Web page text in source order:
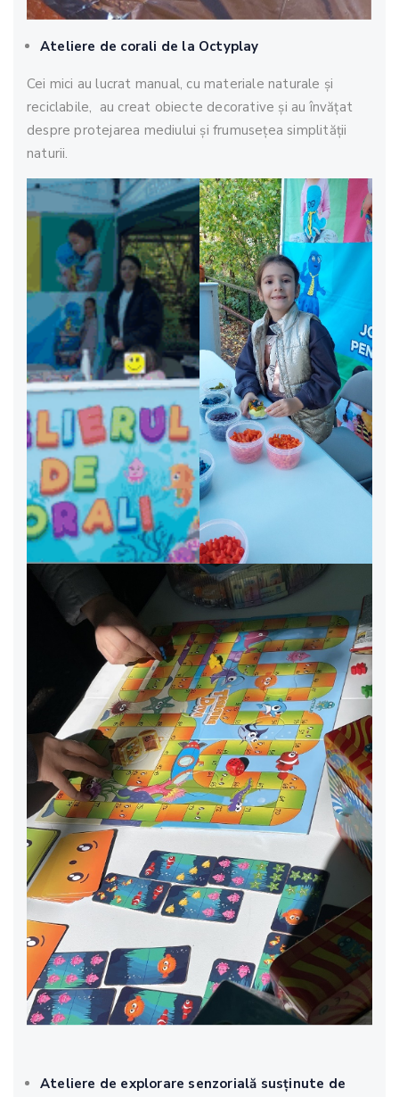
Ateliere de corali de la Octyplay
Cei mici au lucrat manual, cu materiale naturale și
reciclabile, au creat obiecte decorative și au învățat
despre protejarea mediului și frumusețea simplității
naturii.
Ateliere de explorare senzorială susținute de